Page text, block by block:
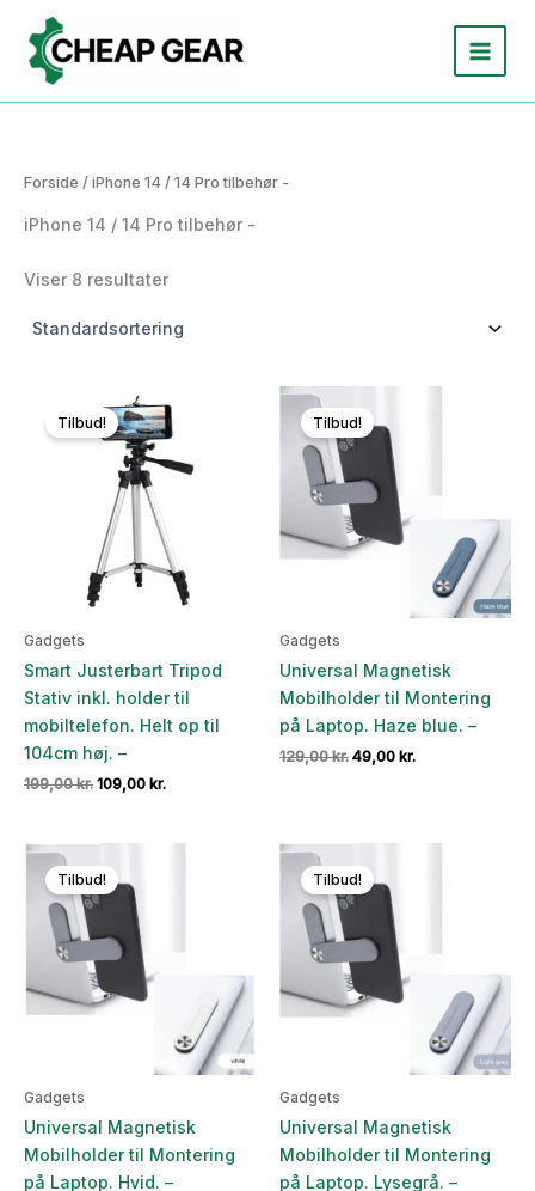
indholdet
Forside / iPhone 14 / 14 Pro tilbehør -
iPhone 14 / 14 Pro tilbehør -
Viser 8 resultater
Tilbud!
Gadgets
Smart Justerbart Tripod
Stativ inkl. holder til
mobiltelefon. Helt op til
104cm høj. –
199,00kr. Den
109,00 kr.Den
er:
Tilbud!
Gadgets
Universal Magnetisk
Mobilholder til Montering
på Laptop. Haze blue. –
129,00kr. Den
49,00 kr.Den
Tilbud!
Gadgets
Universal Magnetisk
Mobilholder til Montering
på Laptop. Hvid. –
Tilbud!
Gadgets
Universal Magnetisk
Mobilholder til Montering
på Laptop. Lysegrå. –